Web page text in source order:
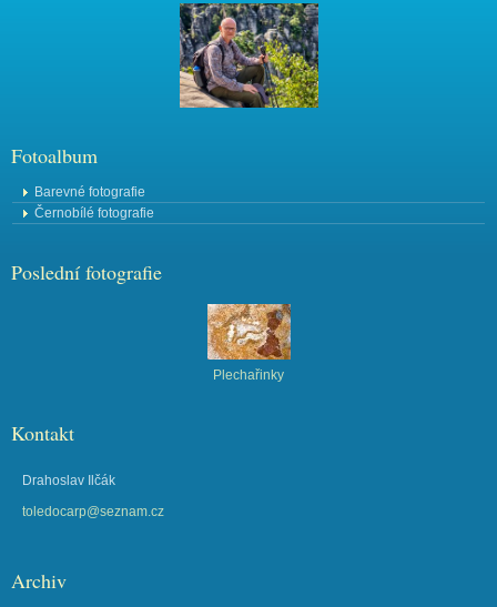
Fotoalbum
Barevné fotografie
Černobílé fotografie
Poslední fotografie
Plechařinky
Kontakt
Drahoslav Ilčák
toledocarp@seznam.cz
Archiv